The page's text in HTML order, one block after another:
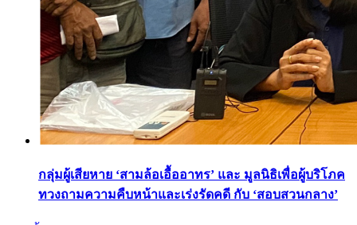
กลุ่มผู้เสียหาย ‘สามล้อเอื้ออาทร’ และ มูลนิธิเพื่อผู้บริโภค
ทวงถามความคืบหน้าและเร่งรัดคดี กับ ‘สอบสวนกลาง’